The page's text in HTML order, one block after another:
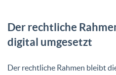
Der rechtliche
digital umgesetzt
Der rechtliche Rahmen bleibt